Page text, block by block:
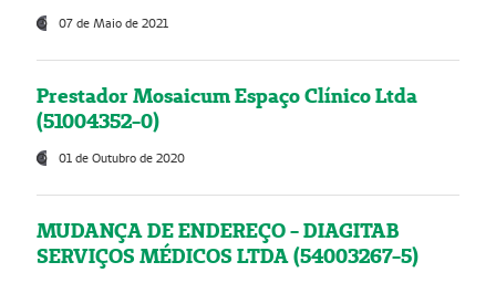
07 de Maio de 2021
Prestador Mosaicum Espaço Clínico Ltda
(51004352-0)
01 de Outubro de 2020
MUDANÇA DE ENDEREÇO - DIAGITAB
SERVIÇOS MÉDICOS LTDA (54003267-5)